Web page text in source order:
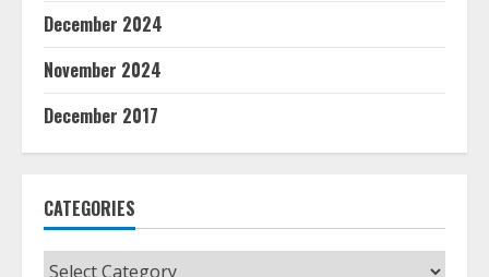
December 2024
November 2024
December 2017
CATEGORIES
Categories